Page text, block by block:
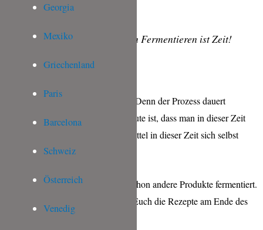
Georgia
Mexiko
Griechenland
Paris
Barcelona
Schweiz
Österreich
Venedig
Das Wichtigste beim Fermentieren ist Zeit!
Ja, Geduld müsst ihr schon haben. Denn der Prozess dauert
mindestens 3 Wochen. Aber das Gute ist, dass man in dieser Zeit
nur Warten muss und die Lebensmittel in dieser Zeit sich selbst
überlassen kann.
Neben Sauerkraut habe ich auch schon andere Produkte fermentiert.
Probiert euch mal durch, ich habe Euch die Rezepte am Ende des